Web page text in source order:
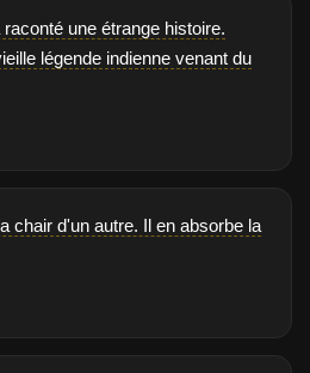
une étrange histoire.
légende indienne venant du
chair d'un autre. Il en absorbe la